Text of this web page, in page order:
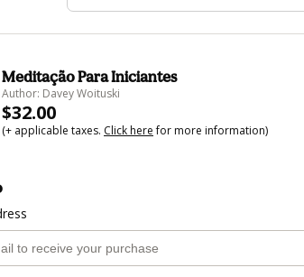
Meditação Para Iniciantes
Author: Davey Woituski
$32.00
(+ applicable taxes. Click herefor more information)